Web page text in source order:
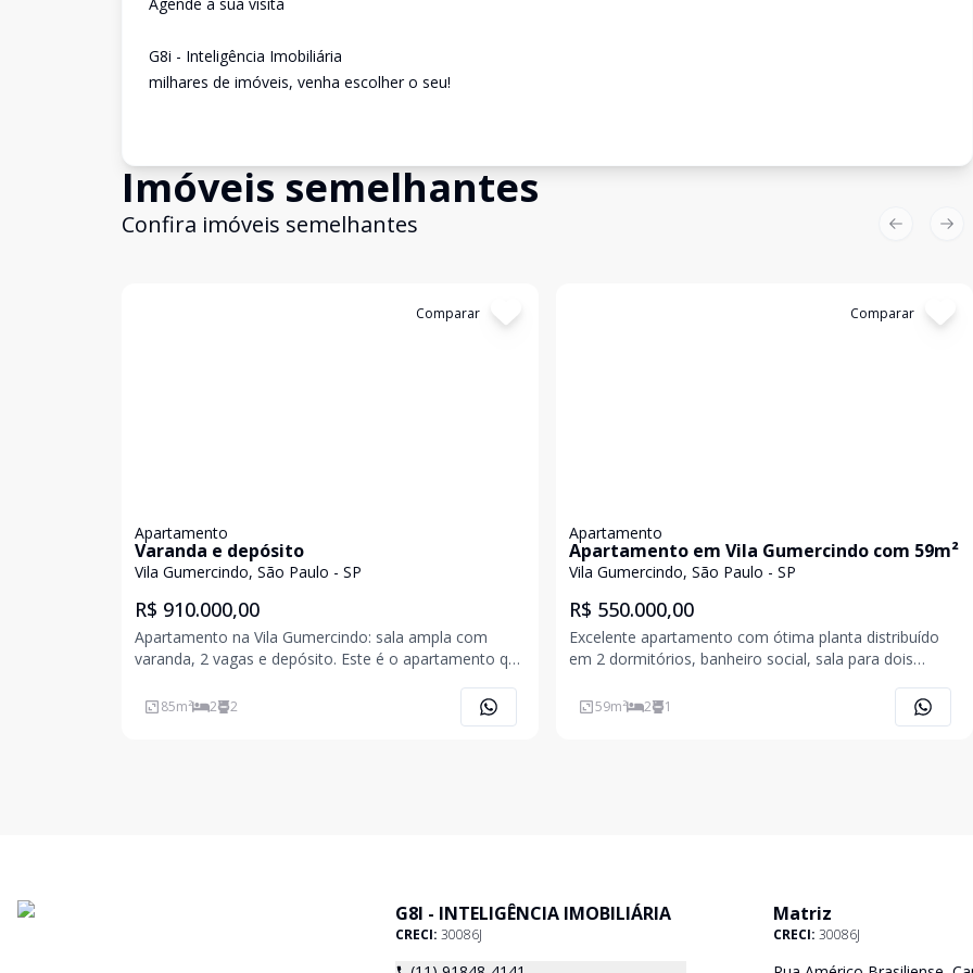
G8i - Inteligência Imobiliária
milhares de imóveis, venha escolher o seu!
Imóveis semelhantes
Confira imóveis semelhantes
Comparar
Apartamento
Varanda e depósito
Vila Gumercindo, São Paulo - SP
R$ 910.000,00
Apartamento na Vila Gumercindo: sala ampla com
varanda, 2 vagas e depósito. Este é o apartamento que
quartos, sendo 1 suíte. O imóvel está impecável: o
banheiro foi recém-reformado e o aquecimento a gás j
85m² 2 2
Comparar
Apartamento
Apartamento em Vila Gumercindo com 59m²
Vila Gumercindo, São Paulo - SP
R$ 550.000,00
Excelente apartamento com ótima planta distribuído
em 2 dormitórios, banheiro social, sala para dois
59m² 2 1
Previous
G8I - INTELIGÊNCIA IMOBILIÁRIA
CRECI: 30086J
Matriz
CRECI: 30086J